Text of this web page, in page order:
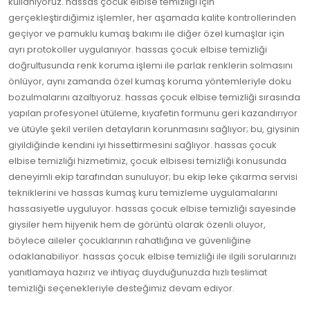
gerçekleştirdiğimiz işlemler, her aşamada kalite kontrollerinden
geçiyor ve pamuklu kumaş bakımı ile diğer özel kumaşlar için
ayrı protokoller uygulanıyor. hassas çocuk elbise temizliği
doğrultusunda renk koruma işlemi ile parlak renklerin solmasını
önlüyor, aynı zamanda özel kumaş koruma yöntemleriyle doku
bozulmalarını azaltıyoruz. hassas çocuk elbise temizliği sırasında
yapılan profesyonel ütüleme, kıyafetin formunu geri kazandırıyor
ve ütüyle şekil verilen detayların korunmasını sağlıyor; bu, giysinin
giyildiğinde kendini iyi hissettirmesini sağlıyor. hassas çocuk
elbise temizliği hizmetimiz, çocuk elbisesi temizliği konusunda
deneyimli ekip tarafından sunuluyor; bu ekip leke çıkarma servisi
tekniklerini ve hassas kumaş kuru temizleme uygulamalarını
hassasiyetle uyguluyor. hassas çocuk elbise temizliği sayesinde
giysiler hem hijyenik hem de görüntü olarak özenli oluyor,
böylece aileler çocuklarının rahatlığına ve güvenliğine
odaklanabiliyor. hassas çocuk elbise temizliği ile ilgili sorularınızı
yanıtlamaya hazırız ve ihtiyaç duyduğunuzda hızlı teslimat
temizliği seçenekleriyle desteğimiz devam ediyor.